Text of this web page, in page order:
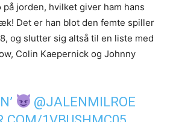
jorden, hvilket giver ham hans
Det er han blot den femte spiller
og slutter sig altså til en liste med
Colin Kaepernick og Johnny
@JALENMILROE